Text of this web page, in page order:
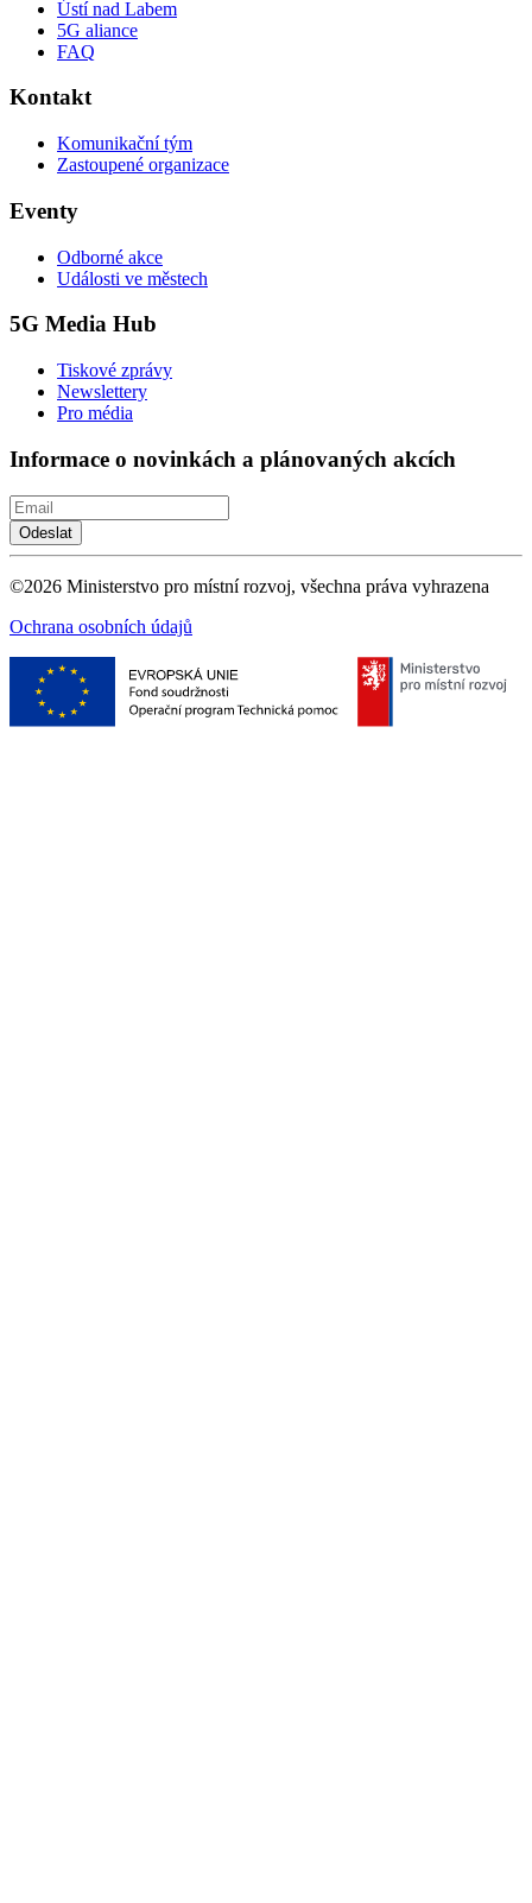
Ústí nad Labem
5G aliance
FAQ
Kontakt
Komunikační tým
Zastoupené organizace
Eventy
Odborné akce
Události ve městech
5G Media Hub
Tiskové zprávy
Newslettery
Pro média
Informace o novinkách a plánovaných akcích
©2026 Ministerstvo pro místní rozvoj, všechna práva vyhrazena
Ochrana osobních údajů